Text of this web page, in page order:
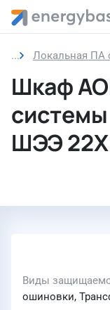
Локальная ПА с
Шкаф
ШЭЭ
Виды
ошиновки,